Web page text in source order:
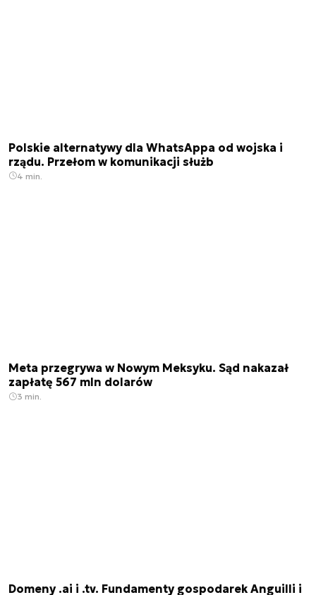
Polskie alternatywy dla WhatsAppa od wojska i
rządu. Przełom w komunikacji służb
4 min.
Meta przegrywa w Nowym Meksyku. Sąd nakazał
zapłatę 567 mln dolarów
3 min.
Domeny .ai i .tv. Fundamenty gospodarek Anguilli i